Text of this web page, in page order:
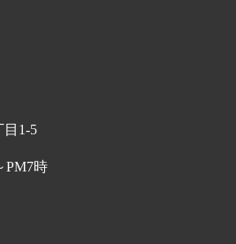
目1-5
PM7時